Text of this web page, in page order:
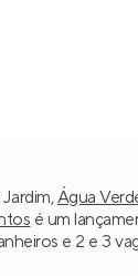
Água
é um
e 2 e 3